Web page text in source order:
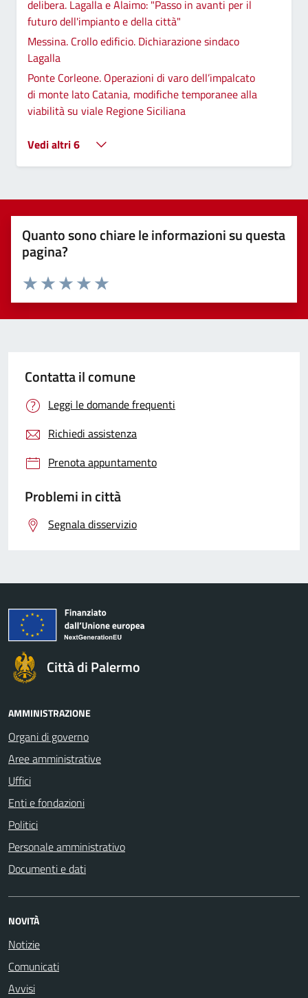
delibera. Lagalla e Alaimo: "Passo in avanti per il
futuro dell'impianto e della città"
Messina. Crollo edificio. Dichiarazione sindaco
Lagalla
Ponte Corleone. Operazioni di varo dell’impalcato
di monte lato Catania, modifiche temporanee alla
viabilità su viale Regione Siciliana
Vedi altri 6
Quanto sono chiare le informazioni su questa
pagina?
Valuta 5 stelle su 5
Valuta 4 stelle su 5
Valuta 3 stelle su 5
Valuta 2 stelle su 5
Valuta 1 stelle su 5
Contatta il comune
Leggi le domande frequenti
Richiedi assistenza
Prenota appuntamento
Problemi in città
Segnala disservizio
Città di Palermo
AMMINISTRAZIONE
Organi di governo
Aree amministrative
Uffici
Enti e fondazioni
Politici
Personale amministrativo
Documenti e dati
NOVITÀ
Notizie
Comunicati
Avvisi